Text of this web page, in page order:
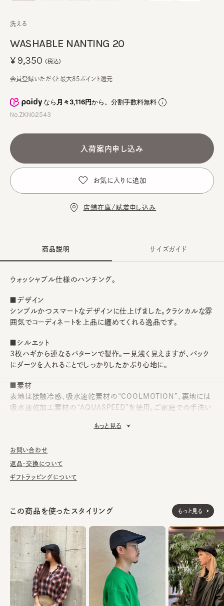
WASHABLE NANTING 20
洗える
なら月々3,116円から。分割手数料無料
No.ZKN02543
¥9,350 (税込)
会員登録いただくと最大85ポイント還元
入荷案内申し込み
お気に入りに追加
店舗在庫/試着申し込み
商品説明
ウォッシャブル仕様のハンチング。
■デザイン
シンプルかつスマートなデザインに仕上げました。クラシカルな雰
囲気でコーディネートを上品に纏めてくれる逸品です。
■シルエット
3枚ハギから連なるパターンで製作。一見浅く見えますが、バック
にダーツを入れることでしっかりしたかぶり心地に。
■素材
表地は接触冷感、吸水速乾素材の“COOLMOTION”、裏地には
吸水速乾加工素材の“AQUASPEED”を使用。ご家庭での手洗い
洗濯可能。洗うことにより風合いに多少の変化が起こります。お洗
濯の際は単独手洗いで洗濯後、形を整え陰干ししてください。
※サイズ調節スベリ仕様（サイズを小さくする際は、調節テープを
※手洗いの際は付属のアテンションを必ずご参照ください。
素材
表地：綿63% ポリエステル37%
裏地：ポリエステル100%
生産国 made in JAPAN
もっと見る
サイズガイド
お問い合わせ
返品・交換について
ギフトラッピングについて
この商品を使ったスタイリング もっと見る